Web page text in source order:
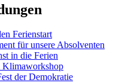
Ferienstart
für unsere Absolventen
in die Ferien
Klimaworkshop
der Demokratie